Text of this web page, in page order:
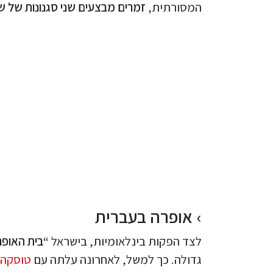
המסורתית, זמרים מבצעים שני סגנונות של
אופרה בעברית
לצד הפקות בינלאומיות, בישראל“בית
גדולה. כך למשל, לאחרונה עלתה עם טוסקה